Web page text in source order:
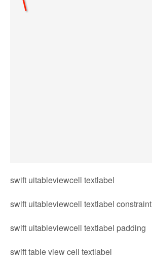
swift uitableviewcell textlabel
swift uitableviewcell textlabel constraint
swift uitableviewcell textlabel padding
swift table view cell textlabel